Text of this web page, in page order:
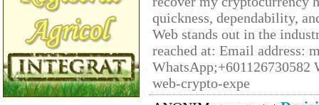
quickness, dependability,
Web stands out in the
reached at: Email address:
web-crypto-expe